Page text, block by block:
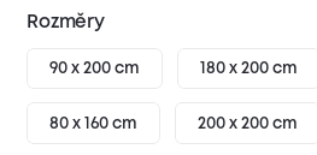
Rozměry
90 x 200 cm 180 x 200 cm
80 x 160 cm 200 x 200 cm